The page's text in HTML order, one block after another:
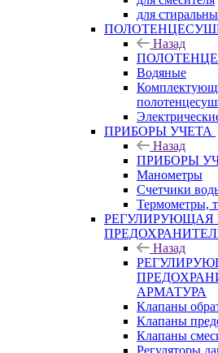
для
Назад
Водяные
ПРИБОРЫ УЧЕТА
Назад
ПРИБОРЫ
Манометры
Счетчики
Термометры,
РЕГУЛИРУЮЩАЯ
Назад
АРМАТУРА
Клапаны
Клапаны
Клапаны
Регуляторы